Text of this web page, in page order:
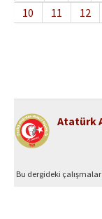
10
11 12
Atatürk
Bu dergideki çalışmalar